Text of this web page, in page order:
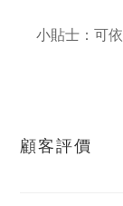
小貼士：可
顧客評價